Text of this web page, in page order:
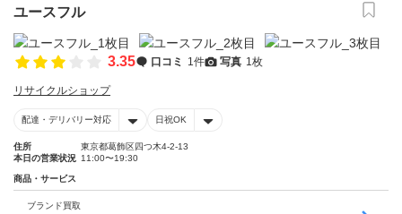
ユースフル
3.35 口コミ 1件 写真 1枚
リサイクルショップ
配達・デリバリー対応 日祝OK
住所
東京都葛飾区四つ木4-2-13
本日の営業状況 11:00〜19:30
商品・サービス
ブランド買取